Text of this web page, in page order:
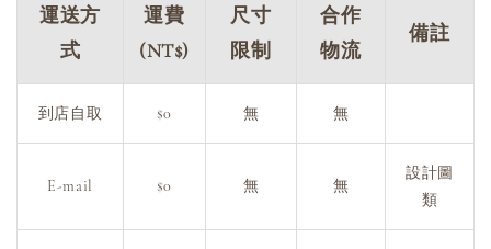
運送方
式
運費
(NT$)
尺寸
限制
合作
物流
備註
到店自取 $0 無 無
E-mail $0 無 無
設計圖
類